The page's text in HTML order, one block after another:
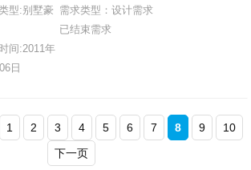
型:别墅豪
间:2011年
日
需求类型：设计需求
已结束需求
1 2 3 4 5 6 7 8 9
10
下一页